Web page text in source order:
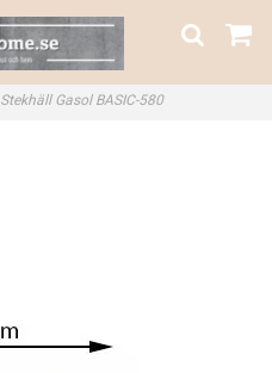
Stekhäll Gasol BASIC-580